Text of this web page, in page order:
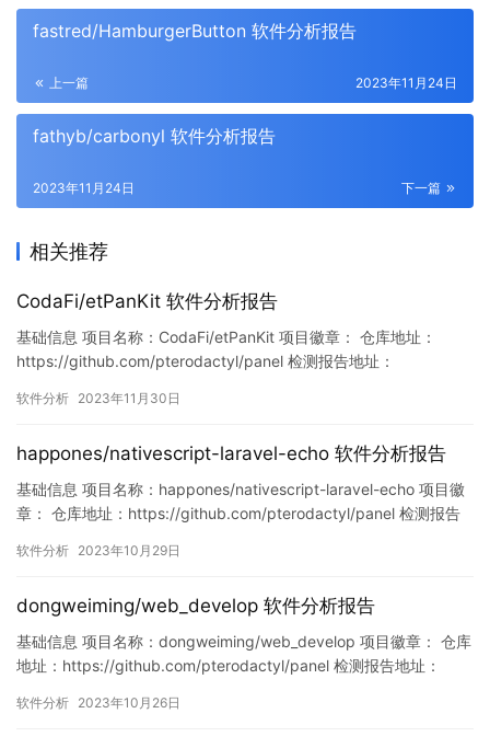
fastred/HamburgerButton 软件分析报告
上一篇 2023年11月24日
fathyb/carbonyl 软件分析报告
下一篇
2023年11月24日
相关推荐
CodaFi/etPanKit 软件分析报告
基础信息 项目名称：CodaFi/etPanKit 项目徽章： 仓库地址：
https://github.com/pterodactyl/panel 检测报告地址：
11136/1730137270450606080 此报告由Murphysec提供 漏洞…
软件分析 2023年11月30日
happones/nativescript-laravel-echo 软件分析报告
基础信息 项目名称：happones/nativescript-laravel-echo 项目徽
章： 仓库地址：https://github.com/pterodactyl/panel 检测报告
https://www.murphysec.com/console/report/171847877125346
软件分析 2023年10月29日
dongweiming/web_develop 软件分析报告
基础信息 项目名称：dongweiming/web_develop 项目徽章： 仓库
地址：https://github.com/pterodactyl/panel 检测报告地址：
41024/1717224706587361280 此报告由Murphy…
软件分析 2023年10月26日